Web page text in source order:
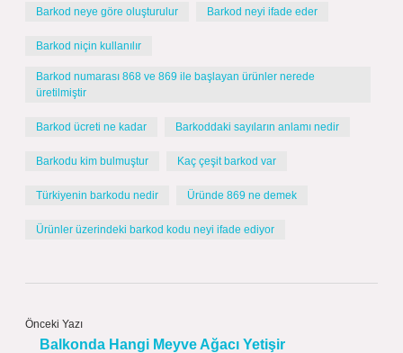
Barkod neye göre oluşturulur Barkod neyi ifade eder
Barkod niçin kullanılır
Barkod numarası 868 ve 869 ile başlayan ürünler nerede
üretilmiştir
Barkod ücreti ne kadar Barkoddaki sayıların anlamı nedir
Barkodu kim bulmuştur Kaç çeşit barkod var
Türkiyenin barkodu nedir Üründe 869 ne demek
Ürünler üzerindeki barkod kodu neyi ifade ediyor
Önceki Yazı
Balkonda Hangi Meyve Ağacı Yetişir